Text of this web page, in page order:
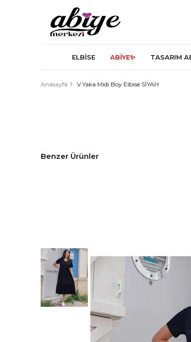
ELBİSE ABİYE✨ TASARIM
Anasayfa V Yaka Midi Boy Elbise SİYAH
Benzer Ürünler